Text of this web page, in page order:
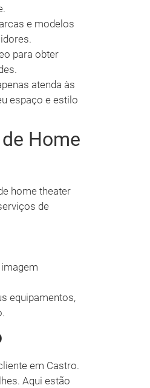
e modelos
para obter
atenda às
espaço e estilo
Home
home theater
de
equipamentos,
em Castro.
Aqui estão